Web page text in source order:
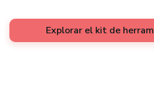
Explorar el kit de